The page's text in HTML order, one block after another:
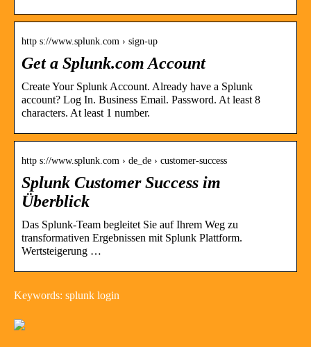
http s://www.splunk.com › sign-up
Get a Splunk.com Account
Create Your Splunk Account. Already have a Splunk
account? Log In. Business Email. Password. At least 8
characters. At least 1 number.
http s://www.splunk.com › de_de › customer-success
Splunk Customer Success im
Überblick
Das Splunk-Team begleitet Sie auf Ihrem Weg zu
transformativen Ergebnissen mit Splunk Plattform.
Wertsteigerung …
Keywords: splunk login